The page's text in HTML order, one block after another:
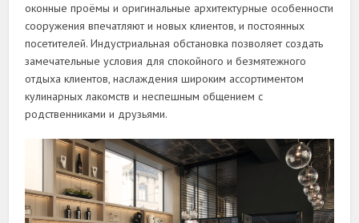
оконные проёмы и оригинальные архитектурные особенности
сооружения впечатляют и новых клиентов, и постоянных
посетителей. Индустриальная обстановка позволяет создать
замечательные условия для спокойного и безмятежного
отдыха клиентов, наслаждения широким ассортиментом
кулинарных лакомств и неспешным общением с
родственниками и друзьями.